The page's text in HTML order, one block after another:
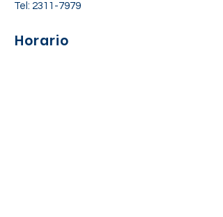
Tel: 2311-7979
Horario